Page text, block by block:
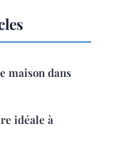
maison dans
idéale à